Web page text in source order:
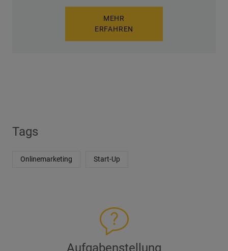
MEHR
ERFAHREN
Tags
Onlinemarketing Start-Up
Aufgabenstellung